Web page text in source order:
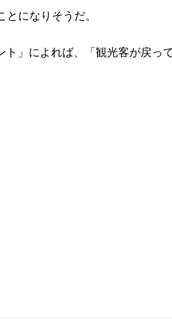
になりそうだ。
」によれば、「観光客が戻っ